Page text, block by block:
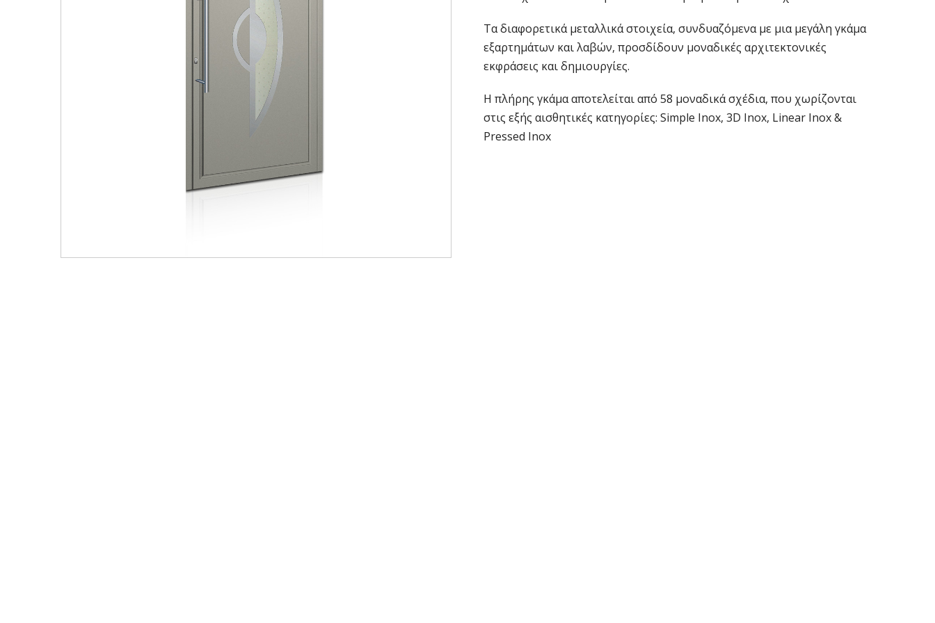
Τα διαφορετικά μεταλλικά στοιχεία, συνδυαζόμενα με μια μεγάλη γκάμα
εξαρτημάτων και λαβών, προσδίδουν μοναδικές αρχιτεκτονικές
εκφράσεις και δημιουργίες.
Η πλήρης γκάμα αποτελείται από 58 μοναδικά σχέδια, που χωρίζονται
στις εξής αισθητικές κατηγορίες: Simple Inox, 3D Inox, Linear Inox &
Pressed Inox